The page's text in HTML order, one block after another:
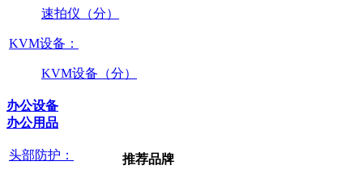
速拍仪（分）
KVM设备：
KVM设备（分）
办公设备
办公用品
头部防护： 推荐品牌